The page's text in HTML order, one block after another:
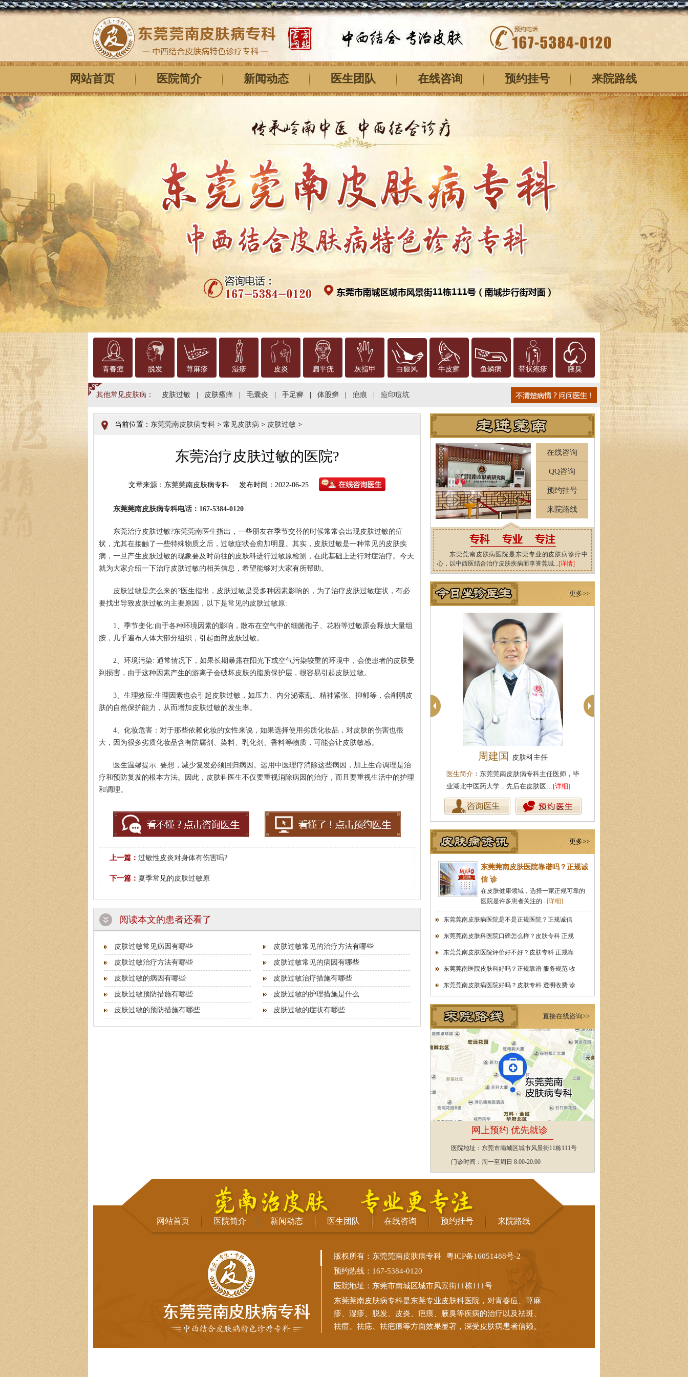
网站首页 医院简介 新闻动态 医生团队 在线咨询 预约挂号 来院路线
青春痘 脱发 荨麻疹 湿疹 皮炎 扁平疣 灰指甲 白癜风 牛皮癣 鱼鳞病 带状疱疹 腋臭
其他常见皮肤病： 皮肤过敏 皮肤瘙痒 毛囊炎 手足癣 体股癣 疤痕 痘印痘坑
当前位置： 东莞莞南皮肤病专科 > 常见皮肤病 > 皮肤过敏 >
东莞治疗皮肤过敏的医院?
文章来源：东莞莞南皮肤病专科 发布时间：2022-06-25
东莞莞南皮肤病专科电话：167-5384-0120
东莞治疗皮肤过敏?东莞莞南医生指出，一些朋友在季节交替的时候常常会出现皮肤过敏的症
状，尤其在接触了一些特殊物质之后，过敏症状会愈加明显。其实，皮肤过敏是一种常见的皮肤疾
病，一旦产生皮肤过敏的现象要及时前往的皮肤科进行过敏原检测，在此基础上进行对症治疗。今天
就为大家介绍一下治疗皮肤过敏的相关信息，希望能够对大家有所帮助。
皮肤过敏是怎么来的?医生指出，皮肤过敏是受多种因素影响的，为了治疗皮肤过敏症状，有必
要找出导致皮肤过敏的主要原因，以下是常见的皮肤过敏原:
1、季节变化:由于各种环境因素的影响，散布在空气中的细菌孢子、花粉等过敏原会释放大量组
胺，几乎遍布人体大部分组织，引起面部皮肤过敏。
2、环境污染: 通常情况下，如果长期暴露在阳光下或空气污染较重的环境中，会使患者的皮肤受
到损害，由于这种因素产生的游离子会破坏皮肤的脂质保护层，很容易引起皮肤过敏。
3、生理效应:生理因素也会引起皮肤过敏，如压力、内分泌紊乱、精神紧张、抑郁等，会削弱皮
肤的自然保护能力，从而增加皮肤过敏的发生率。
4、化妆危害：对于那些依赖化妆的女性来说，如果选择使用劣质化妆品，对皮肤的伤害也很
大，因为很多劣质化妆品含有防腐剂、染料、乳化剂、香料等物质，可能会让皮肤敏感。
医生温馨提示: 要想，减少复发必须回归病因。运用中医理疗消除这些病因，加上生命调理是治
疗和预防复发的根本方法。因此，皮肤科医生不仅要重视消除病因的治疗，而且要重视生活中的护理
和调理。
上一篇： 过敏性皮炎对身体有伤害吗?
下一篇： 夏季常见的皮肤过敏原
阅读本文的患者还看了
皮肤过敏常见病因有哪些 皮肤过敏常见的治疗方法有哪些
皮肤过敏治疗方法有哪些 皮肤过敏常见的病因有哪些
皮肤过敏的病因有哪些 皮肤过敏治疗措施有哪些
皮肤过敏预防措施有哪些 皮肤过敏的护理措施是什么
皮肤过敏的预防措施有哪些 皮肤过敏的症状有哪些
在线咨询
QQ咨询
预约挂号
来院路线
东莞莞南皮肤病医院是东莞专业的皮肤病诊疗中
心，以中西医结合治疗皮肤疾病而享誉莞城...[详情]
更多>>
：从事皮肤病临床工作近十年，始终
坚持中医理论与实践相结合治疗皮…
医生简介：东莞莞南皮肤病专科皮肤科主任，
医生简介
：东莞莞南皮肤病专科主任医师，毕
殷芳 皮肤科主任
医生简介 ：从事皮肤病临床工作近十年，始终
坚持中医理论与实践相结合治疗皮…[详细]
更多>>
东莞莞南皮肤医院靠谱吗？正规诚
信 诊
在皮肤健康领域，选择一家正规可靠的
医院是许多患者关注的...[详细]
东莞莞南皮肤病医院是不是正规医院？正规诚信
东莞莞南皮肤科医院口碑怎么样？皮肤专科 正规
东莞莞南皮肤医院评价好不好？皮肤专科 正规靠
东莞莞南医院皮肤科好吗？正规靠谱 服务规范 收
东莞莞南皮肤病医院好吗？皮肤专科 透明收费 诊
直接在线咨询>>
网上预约 优先就诊
医院地址：东莞市南城区城市风景街11栋111号
门诊时间：周一至周日 8:00-20:00
网站首页 医院简介 新闻动态 医生团队 在线咨询 预约挂号 来院路线
版权所有：东莞莞南皮肤病专科
粤ICP备16051488号-2
预约热线：167-5384-0120
医院地址：东莞市南城区城市风景街11栋111号
东莞莞南皮肤病专科是东莞专业皮肤科医院，对青春痘、荨麻
疹、湿疹、脱发、皮炎、疤痕、腋臭等疾病的治疗以及祛斑、
祛痘、祛痣、祛疤痕等方面效果显著，深受皮肤病患者信赖。